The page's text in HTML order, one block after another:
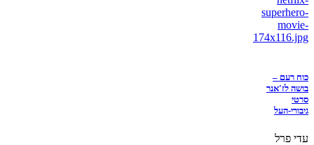
כוח רעם –
בושה לז'אנר
סרטי
גיבורי-העל
עדי פרל